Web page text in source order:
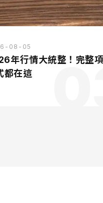
08-05
年行情大統整！完整項
都在這
03